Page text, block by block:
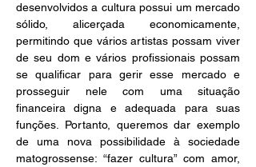
desenvolvidos a cultura possui um mercado
sólido, alicerçada economicamente,
permitindo que vários artistas possam viver
de seu dom e vários profissionais possam
se qualificar para gerir esse mercado e
prosseguir nele com uma situação
financeira digna e adequada para suas
funções. Portanto, queremos dar exemplo
de uma nova possibilidade à sociedade
matogrossense: “fazer cultura” com amor,